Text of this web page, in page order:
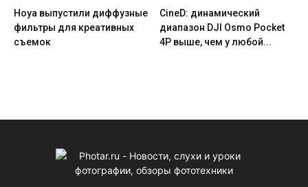
Hoya выпустили диффузные
фильтры для креативных
съемок
CineD: динамический
диапазон DJI Osmo Pocket
4P выше, чем у любой...